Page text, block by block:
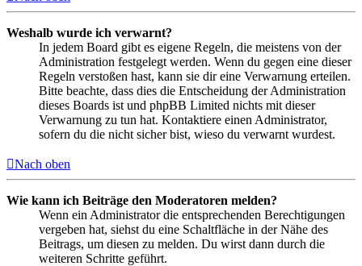
Weshalb wurde ich verwarnt?
In jedem Board gibt es eigene Regeln, die meistens von der
Administration festgelegt werden. Wenn du gegen eine dieser
Regeln verstoßen hast, kann sie dir eine Verwarnung erteilen.
Bitte beachte, dass dies die Entscheidung der Administration
dieses Boards ist und phpBB Limited nichts mit dieser
Verwarnung zu tun hat. Kontaktiere einen Administrator,
sofern du die nicht sicher bist, wieso du verwarnt wurdest.
Nach oben
Wie kann ich Beiträge den Moderatoren melden?
Wenn ein Administrator die entsprechenden Berechtigungen
vergeben hat, siehst du eine Schaltfläche in der Nähe des
Beitrags, um diesen zu melden. Du wirst dann durch die
weiteren Schritte geführt.